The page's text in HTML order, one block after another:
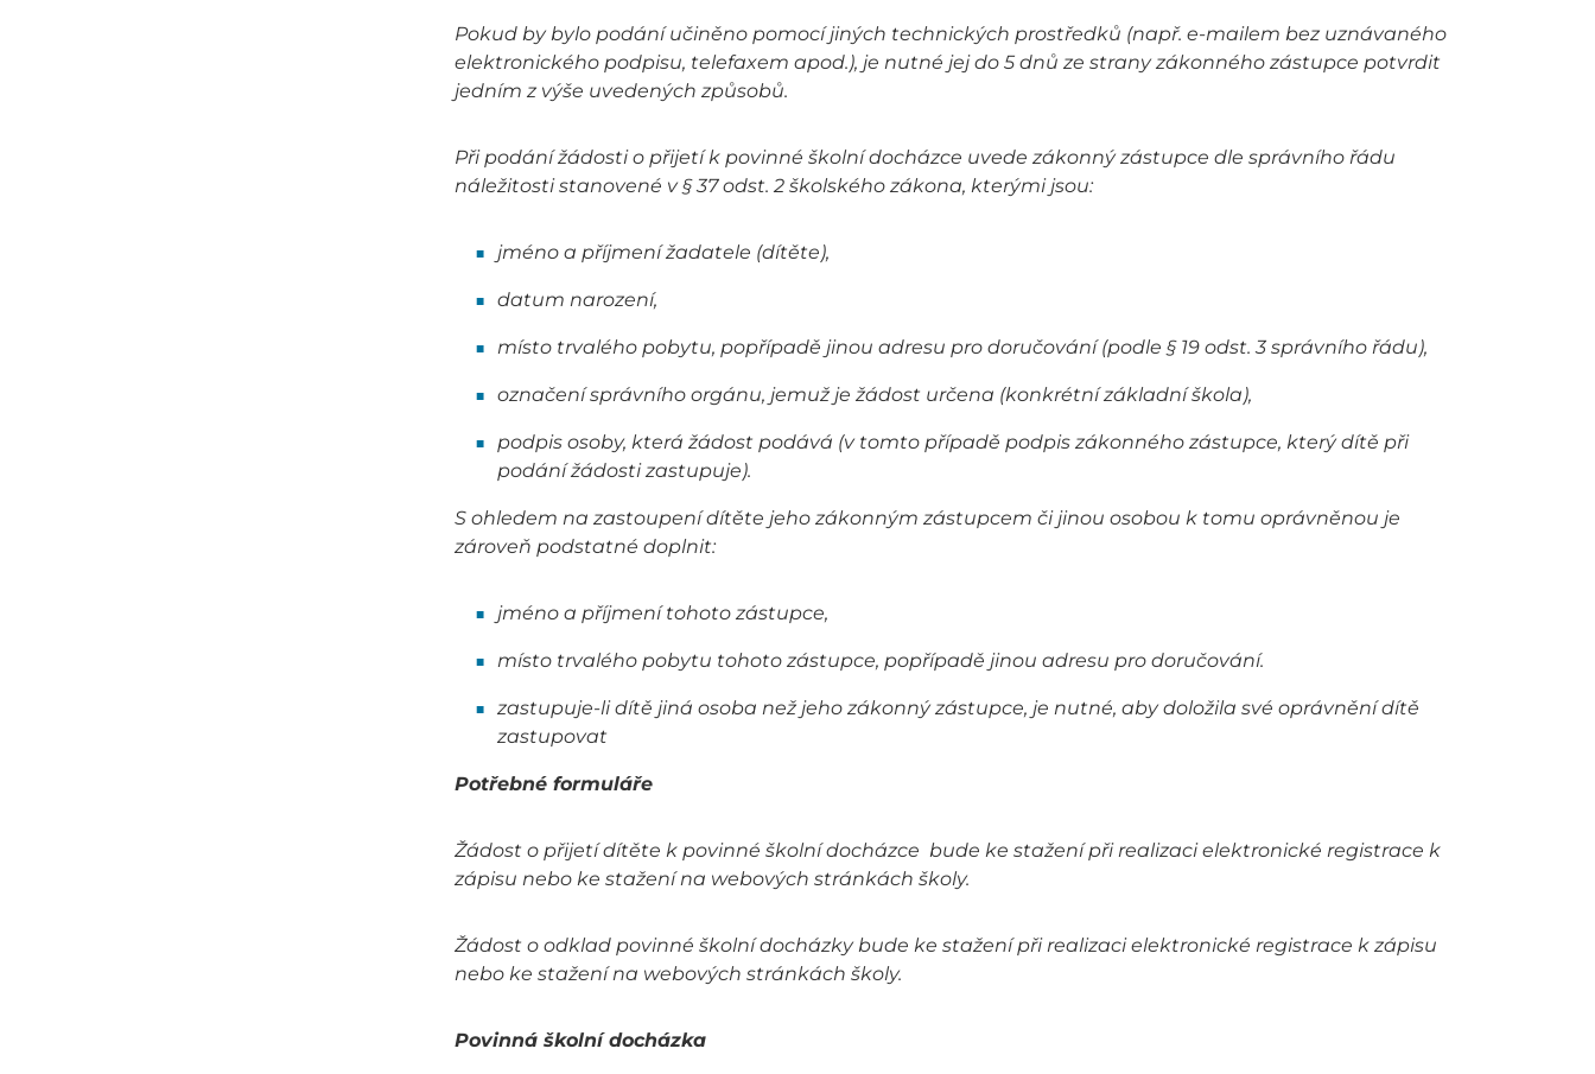
Pokud by bylo podání učiněno pomocí jiných technických prostředků (např. e-mailem bez uznávaného
elektronického podpisu, telefaxem apod.), je nutné jej do 5 dnů ze strany zákonného zástupce potvrdit
jedním z výše uvedených způsobů.
Při podání žádosti o přijetí k povinné školní docházce uvede zákonný zástupce dle správního řádu
náležitosti stanovené v § 37 odst. 2 školského zákona, kterými jsou:
jméno a příjmení žadatele (dítěte),
datum narození,
místo trvalého pobytu, popřípadě jinou adresu pro doručování (podle § 19 odst. 3 správního řádu),
označení správního orgánu, jemuž je žádost určena (konkrétní základní škola),
podpis osoby, která žádost podává (v tomto případě podpis zákonného zástupce, který dítě při
podání žádosti zastupuje).
S ohledem na zastoupení dítěte jeho zákonným zástupcem či jinou osobou k tomu oprávněnou je
zároveň podstatné doplnit:
jméno a příjmení tohoto zástupce,
místo trvalého pobytu tohoto zástupce, popřípadě jinou adresu pro doručování.
zastupuje-li dítě jiná osoba než jeho zákonný zástupce, je nutné, aby doložila své oprávnění dítě
zastupovat
Potřebné formuláře
Žádost o přijetí dítěte k povinné školní docházce bude ke stažení při realizaci elektronické registrace k
zápisu nebo ke stažení na webových stránkách školy.
Žádost o odklad povinné školní docházky bude ke stažení při realizaci elektronické registrace k zápisu
nebo ke stažení na webových stránkách školy.
Povinná školní docházka